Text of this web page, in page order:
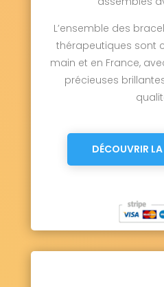
L’ensemble des
thérapeutiques sont
main et en France,
précieuses
DÉCOUVRIR